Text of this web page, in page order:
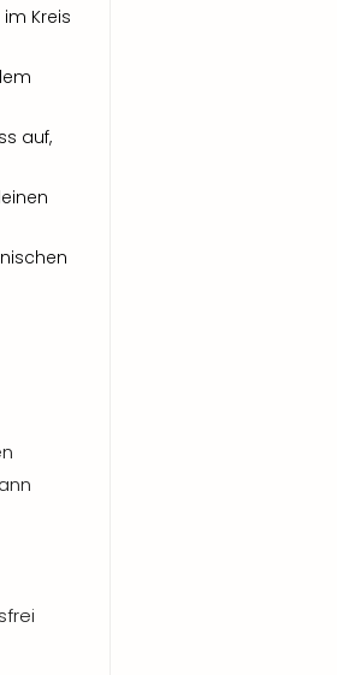
Kreis
auf,